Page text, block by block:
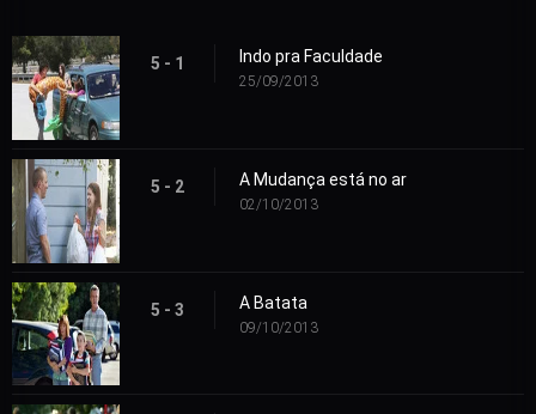
5 - 1 Indo pra Faculdade
25/09/2013
5 - 2 A Mudança está no ar
02/10/2013
5 - 3 A Batata
09/10/2013